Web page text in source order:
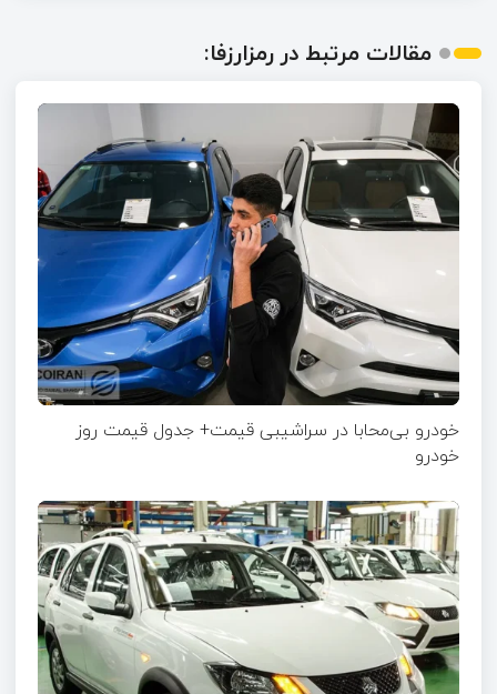
مقالات مرتبط در رمزارزفا:
خودرو بی‌محابا در سراشیبی قیمت+ جدول قیمت روز
خودرو